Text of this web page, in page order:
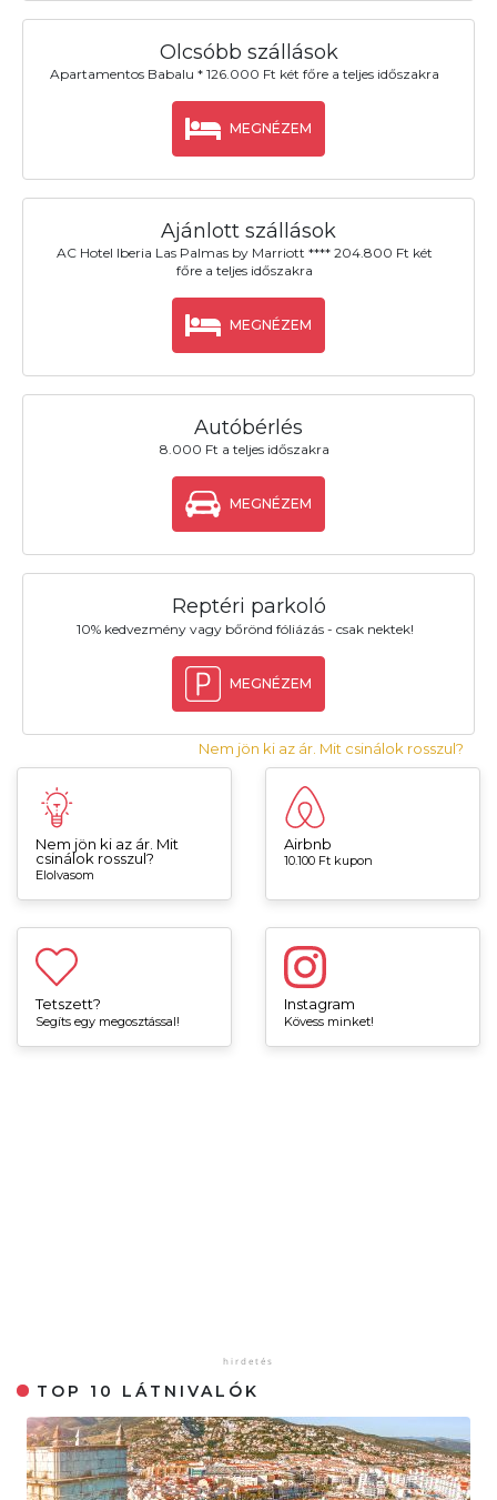
Olcsóbb szállások
Apartamentos Babalu * 126.000 Ft két főre a teljes időszakra
MEGNÉZEM
Ajánlott szállások
AC Hotel Iberia Las Palmas by Marriott **** 204.800 Ft két
főre a teljes időszakra
MEGNÉZEM
Autóbérlés
8.000 Ft a teljes időszakra
MEGNÉZEM
Reptéri parkoló
10% kedvezmény vagy bőrönd fóliázás - csak nektek!
MEGNÉZEM
Nem jön ki az ár. Mit csinálok rosszul?
Nem jön ki az ár. Mit
csinálok rosszul?
Elolvasom
Airbnb
10.100 Ft kupon
Tetszett?
Segíts egy megosztással!
Instagram
Kövess minket!
TOP 10 LÁTNIVALÓK